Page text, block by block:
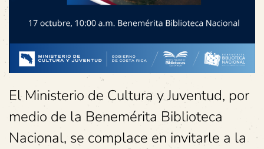
El Ministerio de Cultura y Juventud, por
medio de la Benemérita Biblioteca
Nacional, se complace en invitarle a la